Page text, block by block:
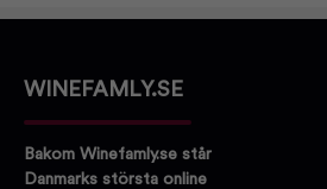
WINEFAMLY.SE
Bakom Winefamly.se står
Danmarks största online